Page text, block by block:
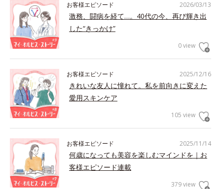
2026/03/13
お客様エピソード
激務、闘病を経て…。40代の今、再び輝き出
した“きっかけ”
0 view
2025/12/16
お客様エピソード
きれいな友人に憧れて。私を前向きに変えた
愛用スキンケア
105 view
2025/11/14
お客様エピソード
何歳になっても美容を楽しむマインドを｜お
客様エピソード連載
379 view